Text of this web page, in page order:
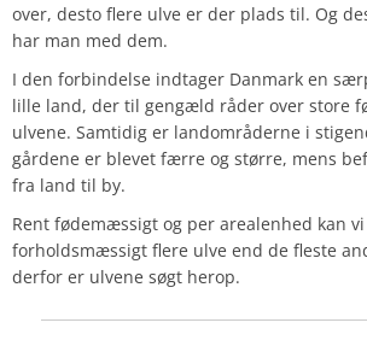
over, desto flere ulve er der plads til. Og
har man med dem.
I den forbindelse indtager Danmark en
lille land, der til gengæld råder over store
ulvene. Samtidig er landområderne i
gårdene er blevet færre og større, mens
fra land til by.
Rent fødemæssigt og per arealenhed kan
forholdsmæssigt flere ulve end de fleste
derfor er ulvene søgt herop.